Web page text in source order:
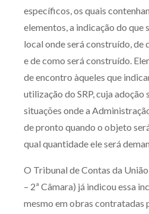
específicos, os quais
elementos, a indicação do que
local onde será construído, de
e de como será construído.
de encontro àqueles que
utilização do SRP, cuja adoção
situações onde a
de pronto quando o objeto
qual quantidade ele será
O Tribunal de Contas da
– 2ª Câmara) já indicou essa
mesmo em obras contratadas